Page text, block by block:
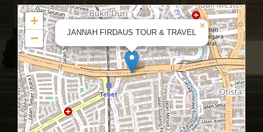
JANNAH FIRDAUS TOUR & TRAVEL
×
+
−